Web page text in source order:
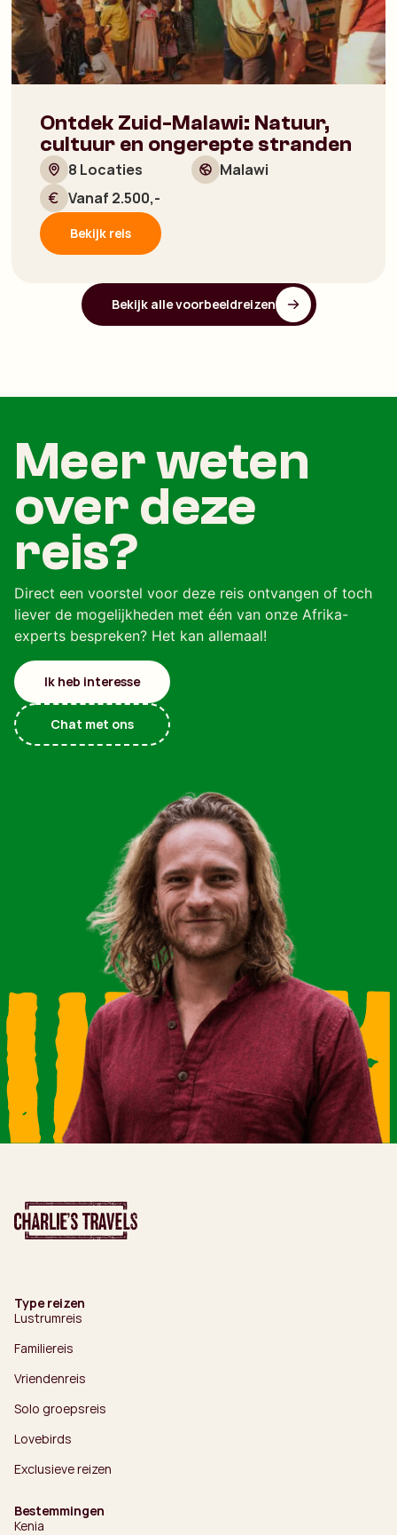
Ontdek Zuid-Malawi: Natuur,
cultuur en ongerepte stranden
8 Locaties
Malawi
Vanaf 2.500,-
Bekijk reis
Bekijk alle voorbeeldreizen
Meer weten
over deze
reis?
Direct een voorstel voor deze reis ontvangen of toch
liever de mogelijkheden met één van onze Afrika-
experts bespreken? Het kan allemaal!
Ik heb interesse
Chat met ons
Type reizen
Lustrumreis
Familiereis
Vriendenreis
Solo groepsreis
Lovebirds
Exclusieve reizen
Bestemmingen
Kenia